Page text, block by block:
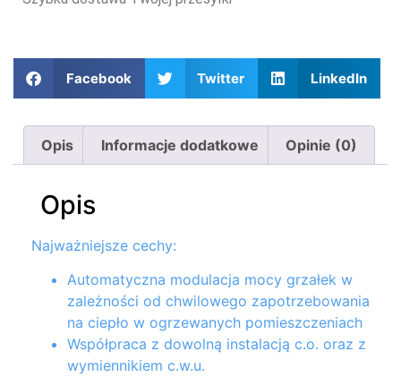
Facebook Twitter LinkedIn
Opis Informacje dodatkowe Opinie (0)
Opis
Najważniejsze cechy:
Automatyczna modulacja mocy grzałek w
zależności od chwilowego zapotrzebowania
na ciepło w ogrzewanych pomieszczeniach
Współpraca z dowolną instalacją c.o. oraz z
wymiennikiem c.w.u.